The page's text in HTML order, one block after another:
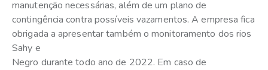
manutenção necessárias, além de um plano de
contingência contra possíveis vazamentos. A empresa fica
obrigada a apresentar também o monitoramento dos rios
Sahy e
Negro durante todo ano de 2022. Em caso de